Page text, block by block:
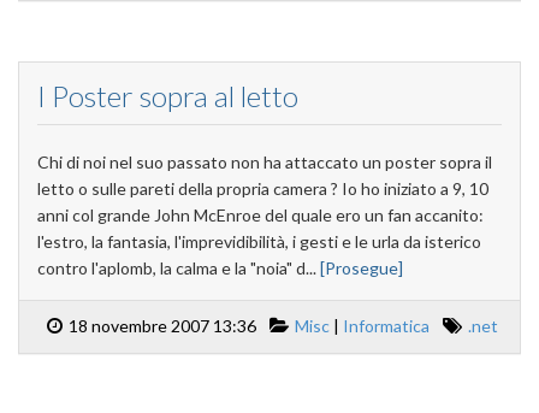
I Poster sopra al letto
Chi di noi nel suo passato non ha attaccato un poster sopra il
letto o sulle pareti della propria camera ? Io ho iniziato a 9, 10
anni col grande John McEnroe del quale ero un fan accanito:
l'estro, la fantasia, l'imprevidibilità, i gesti e le urla da isterico
contro l'aplomb, la calma e la "noia" d...[Prosegue]
18 novembre 2007 13:36 Misc | Informatica .net